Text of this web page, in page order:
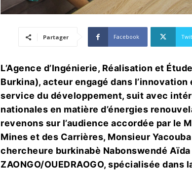
Partager Facebook
L’Agence d’Ingénierie, Réalisation et
Burkina), acteur engagé dans
service du développement, suit avec
nationales en matière d’énergies
revenons sur l’audience accordée par le
Mines et des Carrières, Monsieur Yacouba
chercheure burkinabè Nabonswendé Aïda
ZAONGO/OUEDRAOGO, spécialisée